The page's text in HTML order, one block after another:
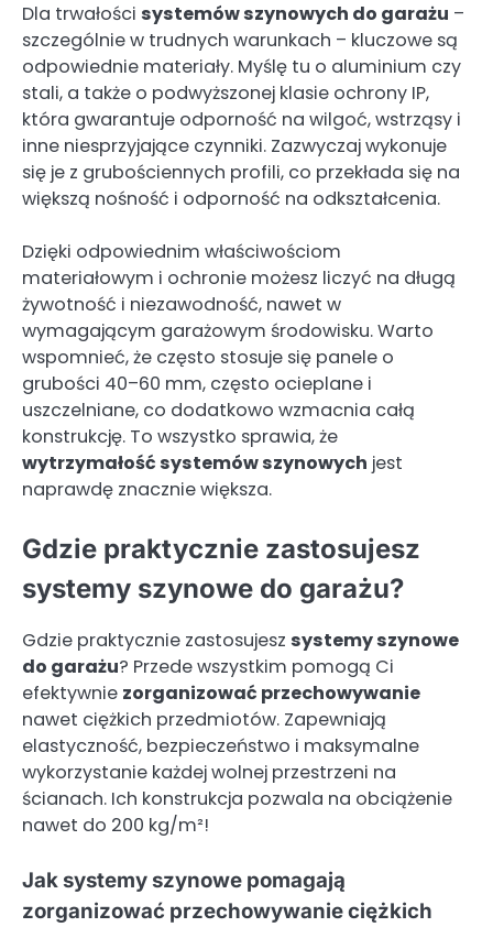
Dla trwałości systemów szynowych do garażu –
szczególnie w trudnych warunkach – kluczowe są
odpowiednie materiały. Myślę tu o aluminium czy
stali, a także o podwyższonej klasie ochrony IP,
która gwarantuje odporność na wilgoć, wstrząsy i
inne niesprzyjające czynniki. Zazwyczaj wykonuje
się je z grubościennych profili, co przekłada się na
większą nośność i odporność na odkształcenia.
Dzięki odpowiednim właściwościom
materiałowym i ochronie możesz liczyć na długą
żywotność i niezawodność, nawet w
wymagającym garażowym środowisku. Warto
wspomnieć, że często stosuje się panele o
grubości 40–60 mm, często ocieplane i
uszczelniane, co dodatkowo wzmacnia całą
konstrukcję. To wszystko sprawia, że
wytrzymałość systemów szynowych jest
naprawdę znacznie większa.
Gdzie praktycznie zastosujesz
systemy szynowe do garażu?
Gdzie praktycznie zastosujesz systemy szynowe
do garażu? Przede wszystkim pomogą Ci
efektywnie zorganizować przechowywanie
nawet ciężkich przedmiotów. Zapewniają
elastyczność, bezpieczeństwo i maksymalne
wykorzystanie każdej wolnej przestrzeni na
ścianach. Ich konstrukcja pozwala na obciążenie
nawet do 200 kg/m²!
Jak systemy szynowe pomagają
zorganizować przechowywanie ciężkich